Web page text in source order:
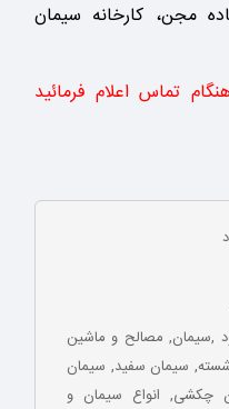
شاهرود، كيلومتر 12 جاده مجن، كارخانه سيمان
تماس اعلام فرمائید
,سیمان, مصالح و ماشین
سیمان سفید, سیمان
چکشی, انواع سیمان و